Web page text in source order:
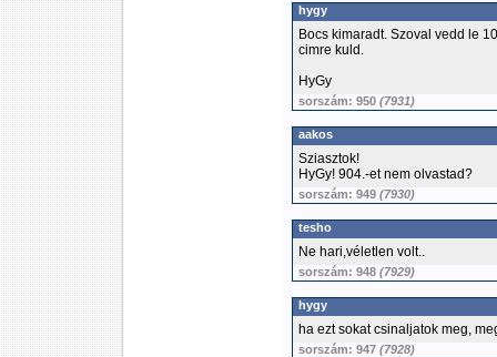
hygy
Bocs kimaradt. Szoval vedd le
cimre kuld.
HyGy
sorszám: 950 (7931)
aakos
Sziasztok!
HyGy! 904.-et nem olvastad?
sorszám: 949 (7930)
tesho
Ne hari,véletlen volt..
sorszám: 948 (7929)
hygy
ha ezt sokat csinaljatok meg,
sorszám: 947 (7928)